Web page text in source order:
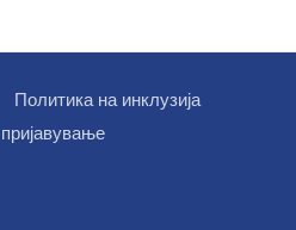
Политика на инклузија